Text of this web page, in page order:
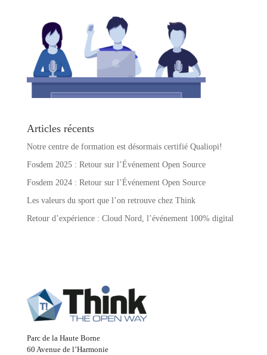
Articles récents
Notre centre de formation est désormais certifié Qualiopi!
Fosdem 2025 : Retour sur l’Événement Open Source
Fosdem 2024 : Retour sur l’Événement Open Source
Les valeurs du sport que l’on retrouve chez Think
Retour d’expérience : Cloud Nord, l’événement 100% digital
Parc de la Haute Borne
60 Avenue de l’Harmonie